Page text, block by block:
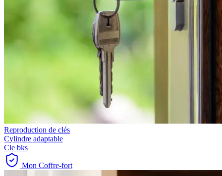
Reproduction de clés
Cylindre adaptable
Cle bks
Mon Coffre-fort